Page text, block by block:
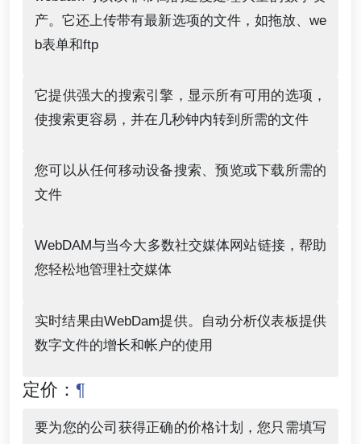
产。它还上传带有最新选项的文件，如拖放、we
b表单和ftp
它提供强大的搜索引擎，显示所有可用的选项，
使搜索更容易，并在几秒钟内转到所需的文件
您可以从任何移动设备搜索、预览或下载所需的
文件
WebDAM与当今大多数社交媒体网站链接，帮助
您轻松地管理社交媒体
实时结果由WebDam提供。自动分析仪表板提供
数字文件的增长和帐户的使用
定价： ¶
要为您的公司获得正确的价格计划，您只需填写